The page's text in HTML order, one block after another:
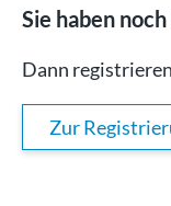
Sie haben
Dann
Zur